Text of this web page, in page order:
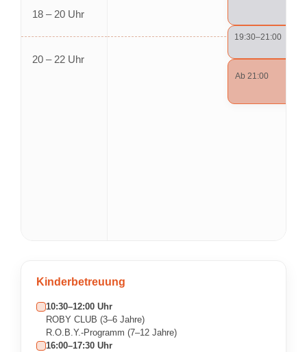
18 – 20 Uhr
20 – 22 Uhr
19:30–21:00
Ab 21:00
Kinderbetreuung
10:30–12:00 Uhr
ROBY CLUB (3–6 Jahre)
R.O.B.Y.-Programm (7–12 Jahre)
16:00–17:30 Uhr